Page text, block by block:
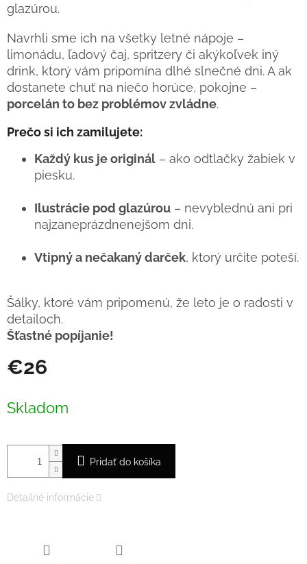
€26
cena:
Skladom
Pridať do košíka
glazúrou.
Navrhli sme ich na všetky letné nápoje –
limonádu, ľadový čaj, spritzery či akýkoľvek iný
drink, ktorý vám pripomína dlhé slnečné dni. A ak
dostanete chuť na niečo horúce, pokojne –
porcelán to bez problémov zvládne.
Prečo si ich zamilujete:
Každý kus je originál – ako odtlačky žabiek v
piesku.
Ilustrácie pod glazúrou – nevyblednú ani pri
najzaneprázdnenejšom dni.
Vtipný a nečakaný darček, ktorý určite poteší.
Šálky, ktoré vám pripomenú, že leto je o radosti v
detailoch.
Šťastné popíjanie!
Detailné informácie